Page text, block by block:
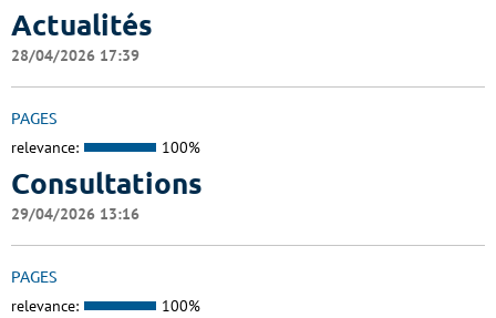
Actualités
28/04/2026 17:39
PAGES
relevance: 100%
Consultations
29/04/2026 13:16
PAGES
relevance: 100%